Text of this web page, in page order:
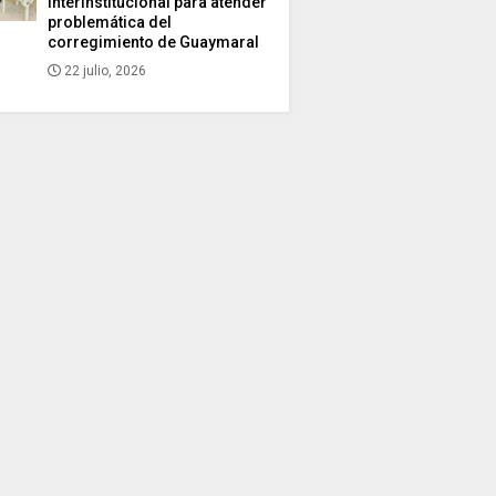
problemática del
corregimiento de Guaymaral
22 julio, 2026